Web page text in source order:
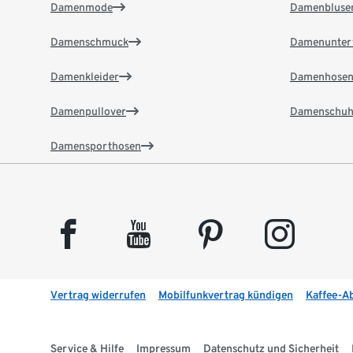
Damenmode
Damenschmuck
Damenkleider
Damenpullover
Damensporthosen
Damenhosen
facebook youtube pinterest instagram
Vertrag widerrufen Mobilfunkvertrag kündigen Kaffee-
Service & Hilfe Impressum Datenschutz und Sicherheit